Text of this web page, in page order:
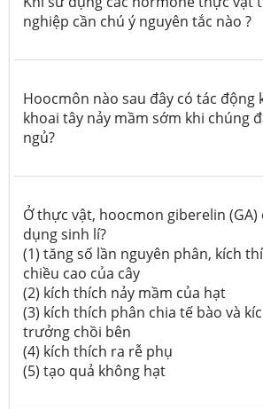
nghiệp cần chú ý nguyên tắc nào ?
Hoocmôn nào sau đây có tác động
khoai tây nảy mầm sớm khi chúng
ngủ?
Ở thực vật, hoocmon giberelin
dụng sinh lí?
(1) tăng số lần nguyên phân, kích
chiều cao của cây
(2) kích thích nảy mầm của hạt
(3) kích thích phân chia tế bào và
trưởng chồi bên
(4) kích thích ra rễ phụ
(5) tạo quả không hạt